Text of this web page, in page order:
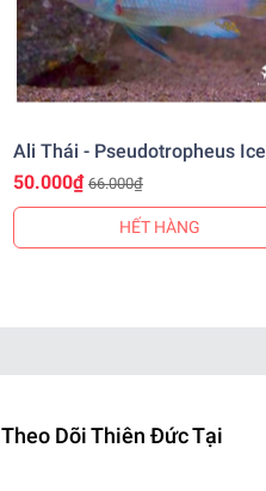
Ali Thái - Pseudotropheus Ice
Blue
50.000₫ 66.000₫
HẾT HÀNG
Theo Dõi Thiên Đức Tại